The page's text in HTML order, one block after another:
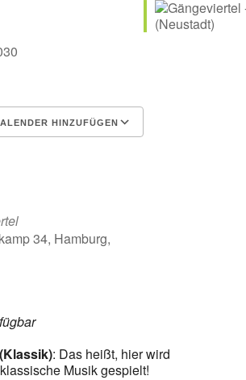
HINZUFÜGEN
34, Hamburg,
: Das heißt, hier wird
Musik gespielt!